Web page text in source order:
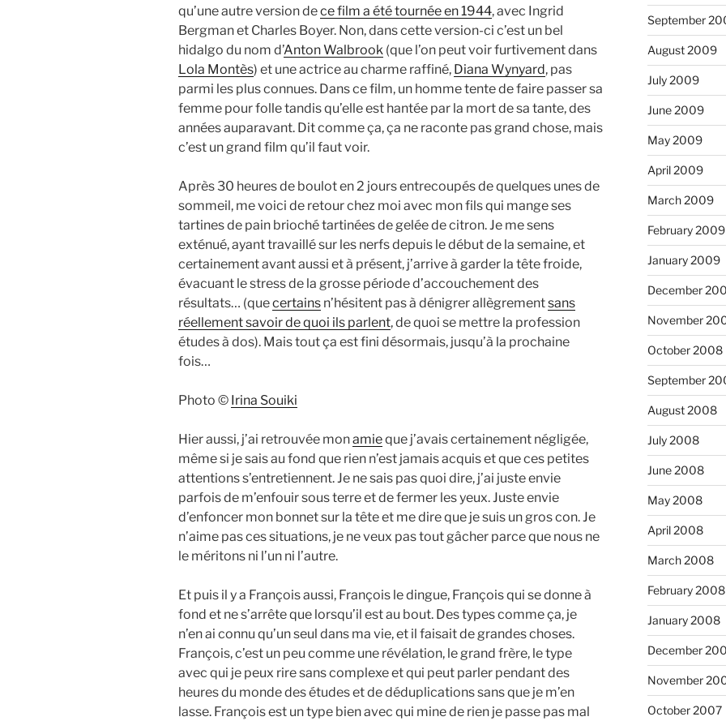
qu’une autre version dece film a été tournée en 1944, avec Ingrid
Bergman et Charles Boyer. Non, dans cette version-ci c’est un bel
hidalgo du nom d’Anton Walbrook (que l’on peut voir furtivement dans
Lola Montès) et une actrice au charme raffiné, Diana Wynyard, pas
parmi les plus connues. Dans ce film, un homme tente de faire passer sa
femme pour folle tandis qu’elle est hantée par la mort de sa tante, des
années auparavant. Dit comme ça, ça ne raconte pas grand chose, mais
c’est un grand film qu’il faut voir.
Après 30 heures de boulot en 2 jours entrecoupés de quelques unes de
sommeil, me voici de retour chez moi avec mon fils qui mange ses
tartines de pain brioché tartinées de gelée de citron. Je me sens
exténué, ayant travaillé sur les nerfs depuis le début de la semaine, et
certainement avant aussi et à présent, j’arrive à garder la tête froide,
évacuant le stress de la grosse période d’accouchement des
résultats… (quecertains n’hésitent pas à dénigrer allègrementsans
réellement savoir de quoi ils parlent, de quoi se mettre la profession
études à dos). Mais tout ça est fini désormais, jusqu’à la prochaine
fois…
Photo © Irina Souiki
Hier aussi, j’ai retrouvée monamieque j’avais certainement négligée,
même si je sais au fond que rien n’est jamais acquis et que ces petites
attentions s’entretiennent. Je ne sais pas quoi dire, j’ai juste envie
parfois de m’enfouir sous terre et de fermer les yeux. Juste envie
d’enfoncer mon bonnet sur la tête et me dire que je suis un gros con. Je
n’aime pas ces situations, je ne veux pas tout gâcher parce que nous ne
le méritons ni l’un ni l’autre.
Et puis il y a François aussi, François le dingue, François qui se donne à
fond et ne s’arrête que lorsqu’il est au bout. Des types comme ça, je
n’en ai connu qu’un seul dans ma vie, et il faisait de grandes choses.
François, c’est un peu comme une révélation, le grand frère, le type
avec qui je peux rire sans complexe et qui peut parler pendant des
heures du monde des études et de déduplications sans que je m’en
lasse. François est un type bien avec qui mine de rien je passe pas mal
September
August 2009
July 2009
June 2009
May 2009
April 2009
March 2009
February 2009
January 2009
December
November
October 2008
September
August 2008
July 2008
June 2008
May 2008
April 2008
March 2008
February 2008
January 2008
December
November
October 2007